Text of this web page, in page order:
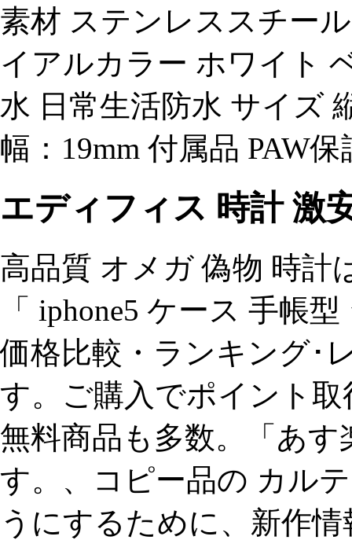
素材 ステンレススチー
イアルカラー ホワイト
水 日常生活防水 サイズ
幅：19mm 付属品 PAW
エディフィス 時計 激
高品質 オメガ 偽物 時計
「 iphone5 ケース 手帳
価格比較・ランキング･
す。ご購入でポイント
無料商品も多数。「あ
す。、コピー品の カル
うにするために、新作